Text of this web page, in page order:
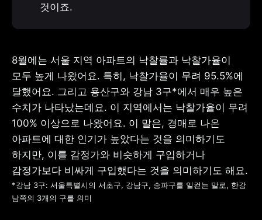
것이죠.
8월에는 서울 지역 아파트의 낙찰률과 낙찰가율이
모두 높게 나왔어요. 특히, 낙찰가율이 무려 95.5%에
달했어요. 그리고 용산구와 강남 3구*에서 매우 높은
수치가 나타났는데요. 이 지역에서는 낙찰가율이 무려
100% 이상으로 나왔어요. 이 말은, 경매로 나온
아파트에 대한 인기가 높았다는 것을 의미하기도
하지만, 이를 감정가와 비슷하게 구입하거나
*강남 3구: 서울특별시의 서초구, 강남구, 송파구를 일컫는 말로, 한강
남쪽의 3개의 구를 의미